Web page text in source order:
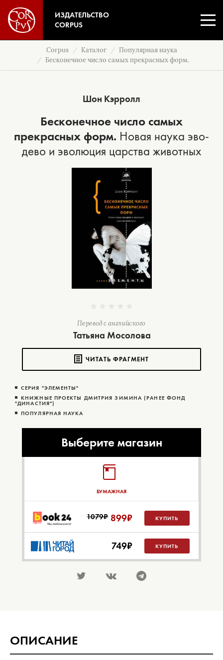
ИЗДАТЕЛЬСТВО
CORPUS
Corpus Каталог
Популярная наука
Бесконечное число самых прекрасных форм.
Шон Кэрролл
Бесконечное число самых
прекрасных форм. Новая наука эво-
дево и эволюция царства животных
Перевод с английского
Татьяна Мосолова
ЧИТАТЬ ФРАГМЕНТ
СЕРИЯ "ЭЛЕМЕНТЫ"
КНИЖНЫЕ ПРОЕКТЫ ДМИТРИЯ ЗИМИНА (РАНЕЕ ФОНД
"ДИНАСТИЯ")
ПОПУЛЯРНАЯ НАУКА
Выберите магазин
БУМАЖНАЯ
1079₽ 899₽ КУПИТЬ
749₽ КУПИТЬ
ОПИСАНИЕ